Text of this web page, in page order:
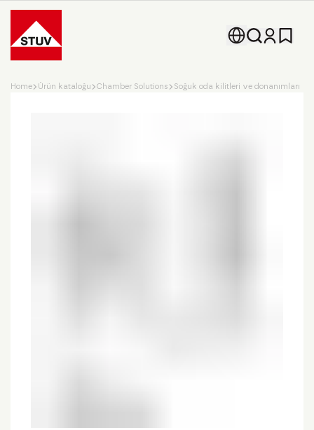
Go To the Homepage
Home Ürün kataloğu Chamber Solutions Soğuk oda kilitleri ve donanımları